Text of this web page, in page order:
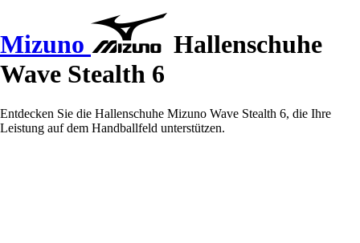
Mizuno
Hallenschuhe
Wave Stealth 6
Entdecken Sie die Hallenschuhe Mizuno Wave Stealth 6, die Ihre
Leistung auf dem Handballfeld unterstützen.